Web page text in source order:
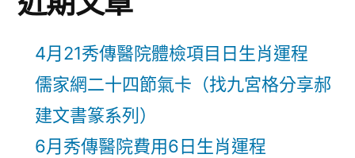
4月21秀傳醫院體檢項目日生肖運程
儒家網二十四節氣卡（找九宮格分享郝
建文書篆系列）
6月秀傳醫院費用6日生肖運程